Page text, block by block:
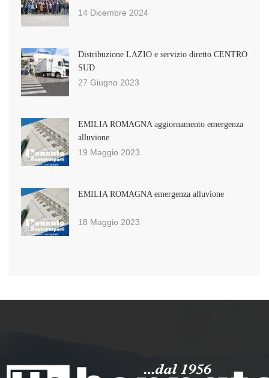
14 Dicembre 2024
Distribuzione LAZIO e servizio diretto CENTRO
SUD
27 Giugno 2023
EMILIA ROMAGNA aggiornamento emergenza
alluvione
19 Maggio 2023
EMILIA ROMAGNA emergenza alluvione
18 Maggio 2023